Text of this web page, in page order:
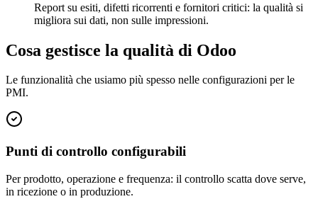
Report su esiti, difetti ricorrenti e fornitori critici: la qualità si
migliora sui dati, non sulle impressioni.
Cosa gestisce la qualità di Odoo
Le funzionalità che usiamo più spesso nelle configurazioni per le
PMI.
Punti di controllo configurabili
Per prodotto, operazione e frequenza: il controllo scatta dove serve,
in ricezione o in produzione.